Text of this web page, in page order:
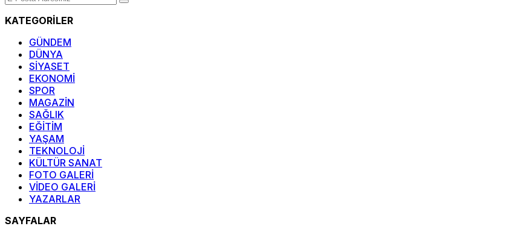
KATEGORİLER
GÜNDEM
DÜNYA
SİYASET
EKONOMİ
SPOR
MAGAZİN
SAĞLIK
EĞİTİM
YAŞAM
TEKNOLOJİ
KÜLTÜR SANAT
FOTO GALERİ
VİDEO GALERİ
YAZARLAR
SAYFALAR